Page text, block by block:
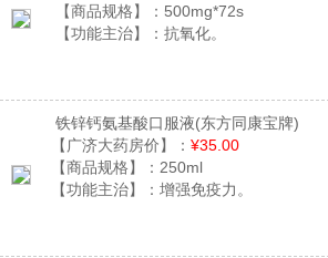
【商品规格】： 500mg*72s
【功能主治】： 抗氧化。
铁锌钙氨基酸口服液(东方同康宝牌)
【广济大药房价】： ¥35.00
【商品规格】： 250ml
【功能主治】： 增强免疫力。